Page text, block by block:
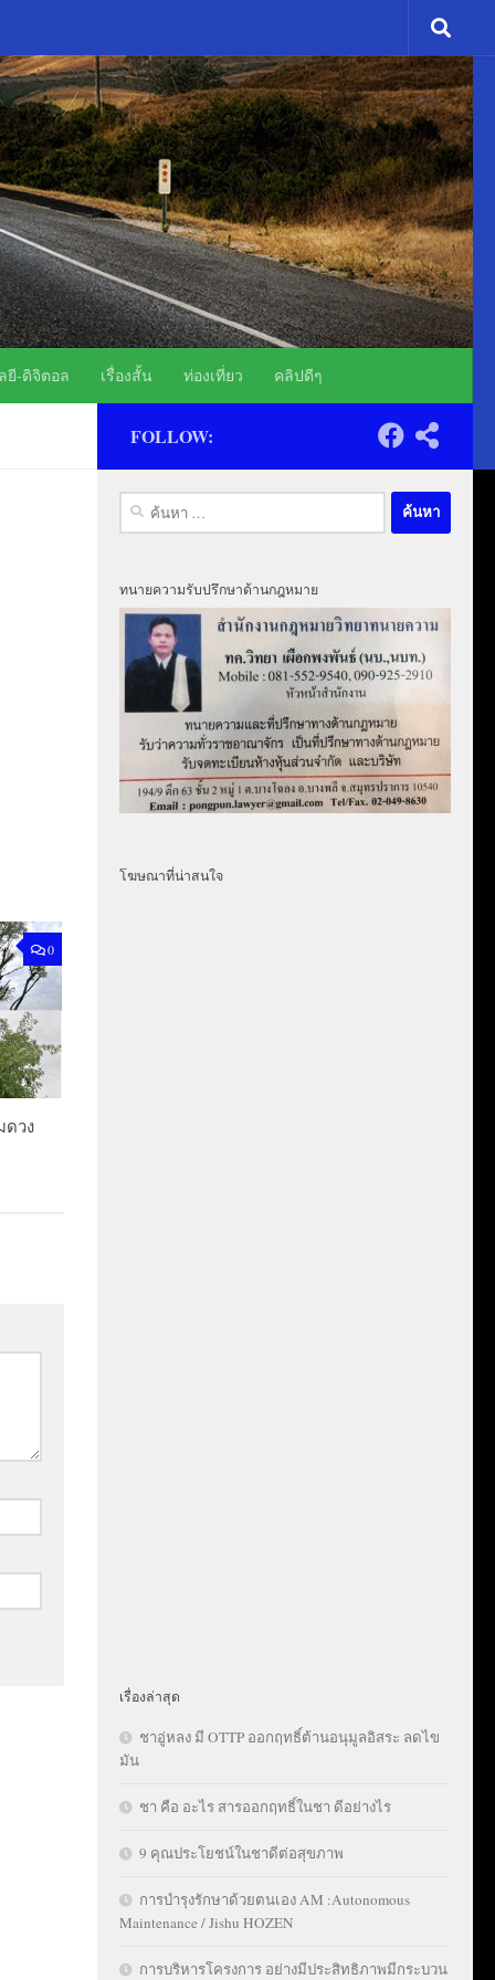
ADS
ยี-ดิจิตอล เรื่องสั้น ท่องเที่ยว คลิปดีๆ
0
ดวง
FOLLOW:
ค้นหา
สำหรับ:
ทนายความรับปรึกษาด้านกฎหมาย
โฆษณาที่น่าสนใจ
เรื่องล่าสุด
ชาอู่หลง มี OTTP ออกฤทธิ์ต้านอนุมูลอิสระ ลดไข
มัน
ชา คือ อะไร สารออกฤทธิ์ในชา ดีอย่างไร
9 คุณประโยชน์ในชาดีต่อสุขภาพ
การบำรุงรักษาด้วยตนเอง AM :Autonomous
Maintenance / Jishu HOZEN
การบริหารโครงการ อย่างมีประสิทธิภาพมีกระบวน